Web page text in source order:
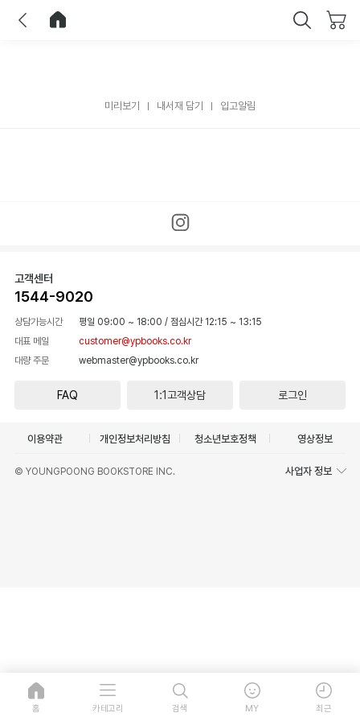
미리보기 내서재 담기 입고알림
고객센터
1544-9020
상담가능시간 평일 09:00 ~ 18:00 / 점심시간 12:15 ~ 13:15
대표 메일
customer@ypbooks.co.kr
대량 주문
webmaster@ypbooks.co.kr
FAQ 1:1고객상담 로그인
이용약관 개인정보처리방침 청소년보호정책 영상정보
© YOUNGPOONG BOOKSTORE INC. 사업자 정보
홈 카테고리 검색 MY 최근